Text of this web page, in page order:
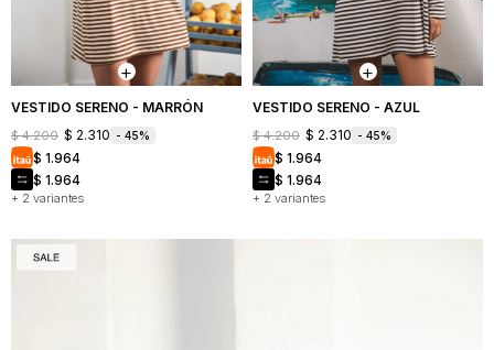
VESTIDO SERENO - MARRÓN
+ 2 variantes
$ 4.200 $ 2.310 45
$ 1.964
$ 1.964
VESTIDO SERENO - AZUL
+ 2 variantes
$ 4.200 $ 2.310 45
$ 1.964
$ 1.964